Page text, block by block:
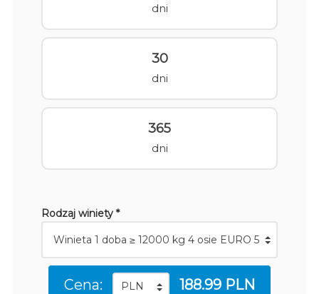
dni
30
dni
365
dni
Rodzaj winiety *
Cena: 188.99 PLN